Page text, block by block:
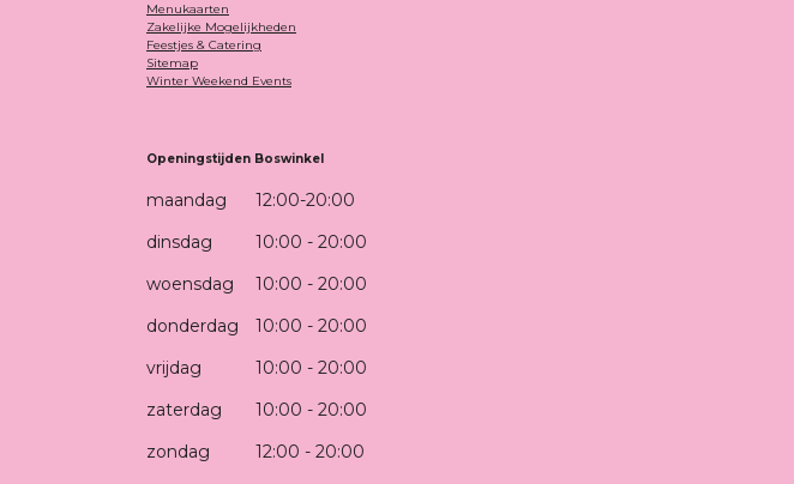
Menukaarten
Zakelijke Mogelijkheden
Feestjes & Catering
Sitemap
Winter Weekend Events
Openingstijden Boswinkel
maandag
12:00-20:00
dinsdag
10:00 - 20:00
woensdag
10:00 - 20:00
donderdag
10:00 - 20:00
vrijdag
10:00 - 20:00
zaterdag
10:00 - 20:00
zondag
12:00 - 20:00